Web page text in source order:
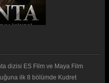
dizisi ES Film ve Maya Film
ilk 8 bölümde Kudret